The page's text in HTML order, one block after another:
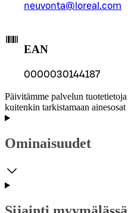
neuvonta@loreal.com
EAN
0000030144187
Päivitämme palvelun
kuitenkin tarkistamaan
Ominaisuudet